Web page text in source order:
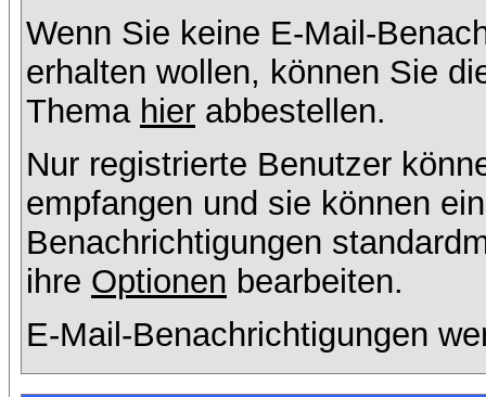
Wenn Sie keine E-Mail-
erhalten wollen, können Sie
Thema hier abbestellen.
Nur registrierte Benutzer
empfangen und sie können
Benachrichtigungen
ihre Optionen bearbeiten.
E-Mail-Benachrichtigungen